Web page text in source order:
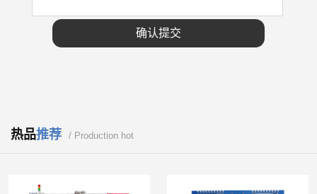
热品推荐 / Production hot